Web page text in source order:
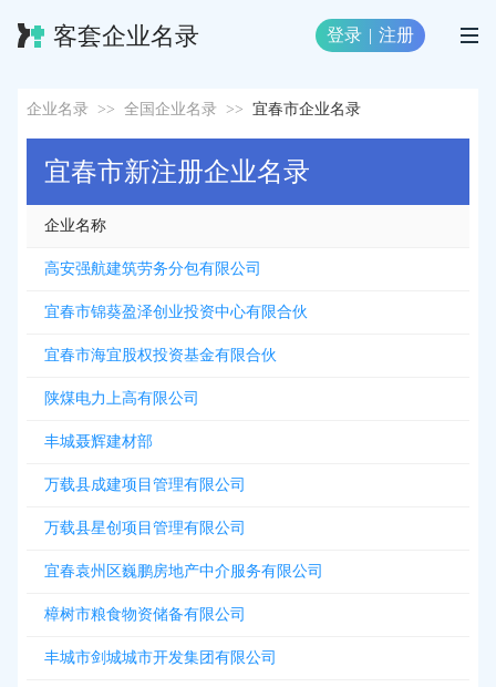
客套企业名录 登录 | 注册
企业名录 >> 全国企业名录 >> 宜春市企业名录
宜春市新注册企业名录
企业名称
高安强航建筑劳务分包有限公司
宜春市锦葵盈泽创业投资中心有限合伙
宜春市海宜股权投资基金有限合伙
陕煤电力上高有限公司
丰城聂辉建材部
万载县成建项目管理有限公司
万载县星创项目管理有限公司
宜春袁州区巍鹏房地产中介服务有限公司
樟树市粮食物资储备有限公司
丰城市剑城城市开发集团有限公司